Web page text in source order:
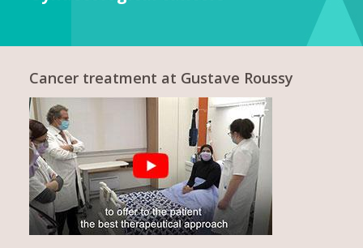
Cancer treatment at Gustave Roussy